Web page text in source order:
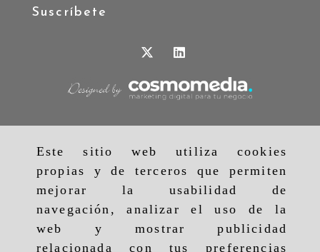
Este sitio web utiliza cookies
propias y de terceros que permiten
mejorar la usabilidad de
navegación, analizar el uso de la
web y mostrar publicidad
relacionada con tus preferencias
Suscríbete